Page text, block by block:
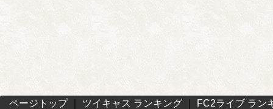
ページトップ｜ ツイキャス ランキング FC2ライブ ラン